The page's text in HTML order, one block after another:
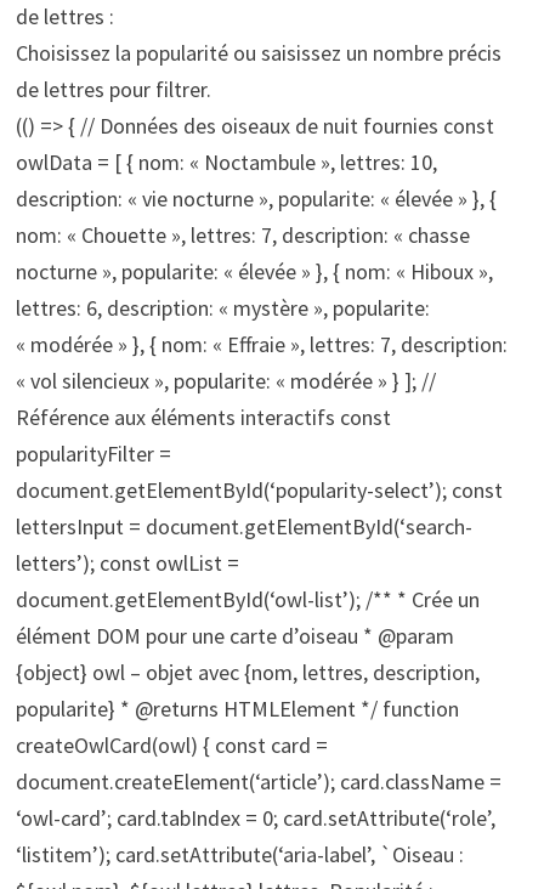
de lettres :
Choisissez la popularité ou saisissez un nombre précis
de lettres pour filtrer.
(() => { // Données des oiseaux de nuit fournies const
owlData = [ { nom: « Noctambule », lettres: 10,
description: « vie nocturne », popularite: « élevée » }, {
nom: « Chouette », lettres: 7, description: « chasse
nocturne », popularite: « élevée » }, { nom: « Hiboux »,
lettres: 6, description: « mystère », popularite:
« modérée » }, { nom: « Effraie », lettres: 7, description:
« vol silencieux », popularite: « modérée » } ]; //
Référence aux éléments interactifs const
popularityFilter =
document.getElementById(‘popularity-select’); const
lettersInput = document.getElementById(‘search-
letters’); const owlList =
document.getElementById(‘owl-list’); /** * Crée un
élément DOM pour une carte d’oiseau * @param
{object} owl – objet avec {nom, lettres, description,
popularite} * @returns HTMLElement */ function
createOwlCard(owl) { const card =
document.createElement(‘article’); card.className =
‘owl-card’; card.tabIndex = 0; card.setAttribute(‘role’,
‘listitem’); card.setAttribute(‘aria-label’, `Oiseau :